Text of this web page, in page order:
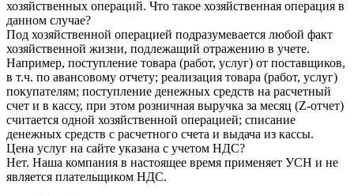
хозяйственных операций. Что такое хозяйственная операция в
данном случае?
Под хозяйственной операцией подразумевается любой факт
хозяйственной жизни, подлежащий отражению в учете.
Например, поступление товара (работ, услуг) от поставщиков,
в т.ч. по авансовому отчету; реализация товара (работ, услуг)
покупателям; поступление денежных средств на расчетный
счет и в кассу, при этом розничная выручка за месяц (Z-отчет)
считается одной хозяйственной операцией; списание
денежных средств с расчетного счета и выдача из кассы.
Цена услуг на сайте указана с учетом НДС?
Нет. Наша компания в настоящее время применяет УСН и не
является плательщиком НДС.